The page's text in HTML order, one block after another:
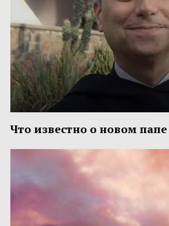
Что известно о новом